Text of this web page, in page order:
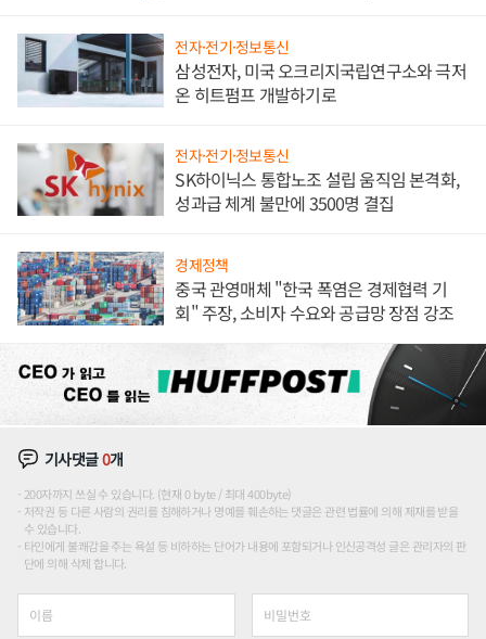
전자·전기·정보통신
삼성전자, 미국 오크리지국립연구소와 극저
온 히트펌프 개발하기로
전자·전기·정보통신
SK하이닉스 통합노조 설립 움직임 본격화,
성과급 체계 불만에 3500명 결집
경제정책
중국 관영매체 "한국 폭염은 경제협력 기
회" 주장, 소비자 수요와 공급망 장점 강조
기사댓글0개
200자까지 쓰실 수 있습니다. (현재 0 byte / 최대 400byte)
저작권 등 다른 사람의 권리를 침해하거나 명예를 훼손하는 댓글은 관련 법률에 의해 제재를 받을
수 있습니다.
타인에게 불쾌감을 주는 욕설 등 비하하는 단어가 내용에 포함되거나 인신공격성 글은 관리자의 판
단에 의해 삭제 합니다.